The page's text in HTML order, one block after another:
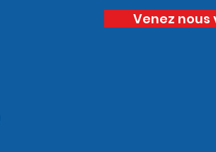
Venez nous